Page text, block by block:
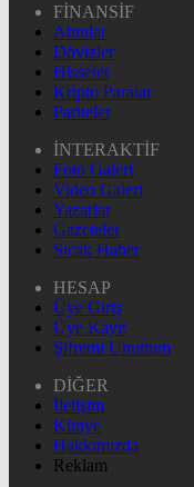
FİNANSİF
Altınlar
Dövizler
Hisseler
Kripto Paralar
Pariteler
İNTERAKTİF
Foto Galeri
Video Galeri
Yazarlar
Gazeteler
Sıcak Haber
HESAP
Üye Giriş
Üye Kayıt
Şifremi Unuttum
DİĞER
İletişim
Künye
Hakkımızda
Reklam